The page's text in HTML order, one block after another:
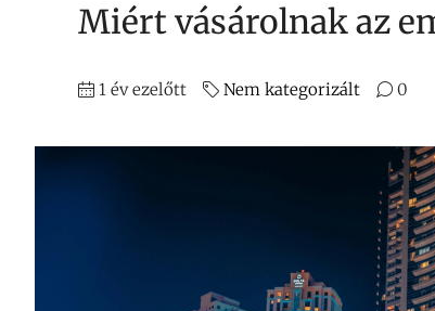
Miért vásárolnak az
1 év ezelőtt Nem kategorizált 0